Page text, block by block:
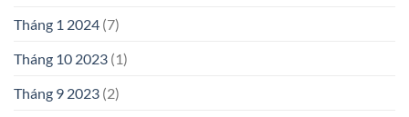
Tháng 1 2024 (7)
Tháng 10 2023 (1)
Tháng 9 2023 (2)